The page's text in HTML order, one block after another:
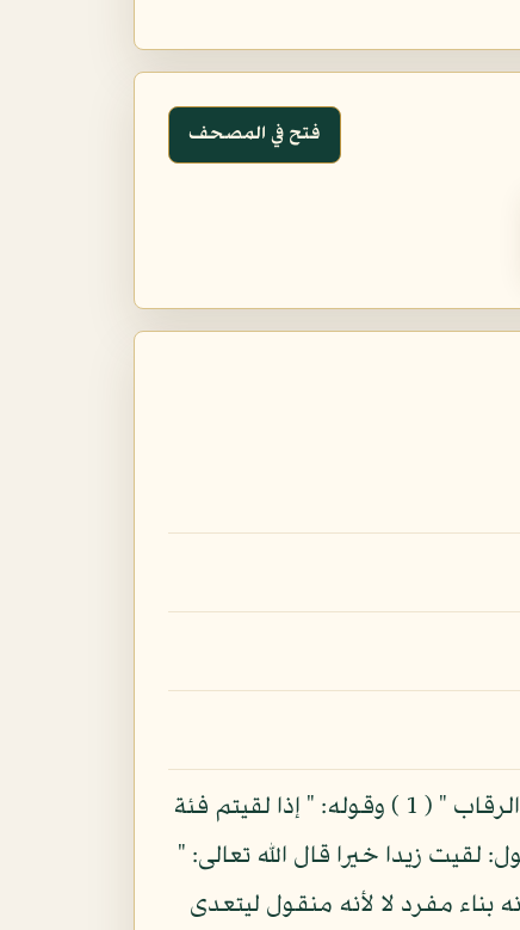
فتح في المصحف
يقال: لقي زيد خيرا فيتعدى الفعل إلى مفعول واحد ومنه قوله فإذا لقيتم الذين كفروا فضرب الرقاب " ( 1 ) وقوله: " إذا لقيتم فئة
إلى مفعولين تقول: لقيت زيدا خيرا قال الله تعالى: "
لأنه بناء مفرد لا لأنه منقول ليتعدى